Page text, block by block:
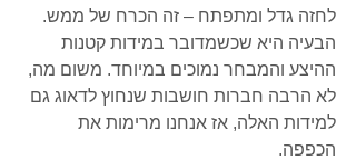
לחזה גדל ומתפתח – זה הכרח של ממש.
הבעיה היא שכשמדובר במידות קטנות
ההיצע והמבחר נמוכים במיוחד. משום מה,
לא הרבה חברות חושבות שנחוץ לדאוג גם
למידות האלה, אז אנחנו מרימות את
הכפפה.